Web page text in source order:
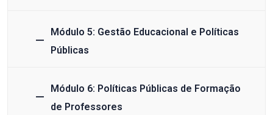
Módulo 5: Gestão Educacional e Políticas
Públicas
Módulo 6: Políticas Públicas de Formação
de Professores